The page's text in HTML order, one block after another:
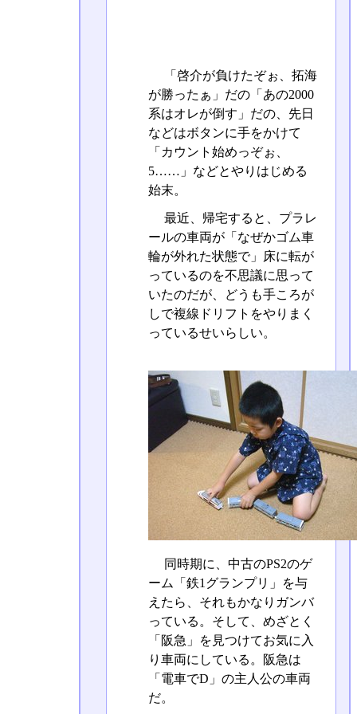
「啓介が負けたぞぉ、拓海
が勝ったぁ」だの「あの2000
系はオレが倒す」だの、先日
などはボタンに手をかけて
「カウント始めっぞぉ、
5……」などとやりはじめる
始末。
最近、帰宅すると、プラレ
ールの車両が「なぜかゴム車
輪が外れた状態で」床に転が
っているのを不思議に思って
いたのだが、どうも手ころが
しで複線ドリフトをやりまく
っているせいらしい。
同時期に、中古のPS2のゲ
ーム「鉄1グランプリ」を与
えたら、それもかなりガンバ
っている。そして、めざとく
「阪急」を見つけてお気に入
り車両にしている。阪急は
「電車でD」の主人公の車両
だ。